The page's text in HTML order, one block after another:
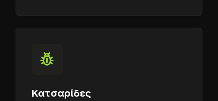
pest_control
Κατσαρίδες